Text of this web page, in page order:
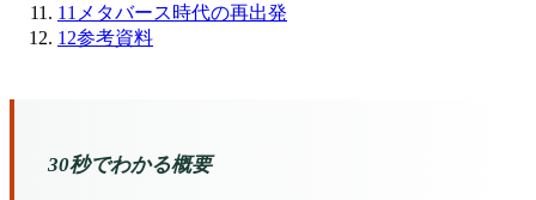
11 メタバース時代の再出発
12参考資料
30秒でわかる概要